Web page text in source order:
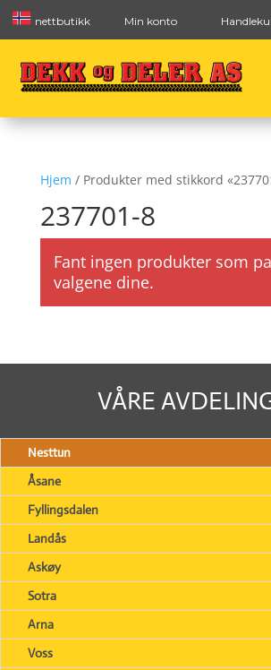
nettbutikk Min konto
Hjem / Produkter med stikkord
237701-8
Fant ingen produkter som
valgene dine.
VÅRE
Nesttun
Åsane
Fyllingsdalen
Landås
Askøy
Sotra
Arna
Voss